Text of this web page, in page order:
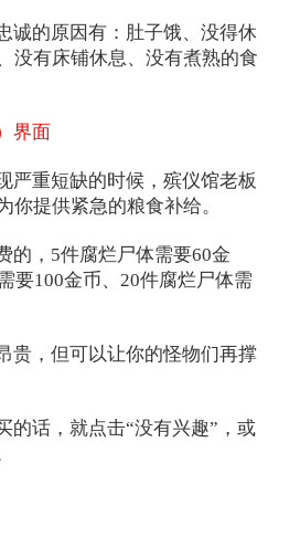
诚的原因有：肚子饿、没得休
没有床铺休息、没有煮熟的食
界面
严重短缺的时候，殡仪馆老板
你提供紧急的粮食补给。
的，5件腐烂尸体需要60金
要100金币、20件腐烂尸体需
贵，但可以让你的怪物们再撑
的话，就点击“没有兴趣”，或